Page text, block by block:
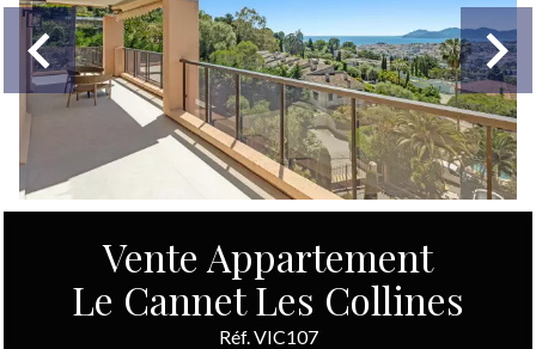
Vente Appartement
Le Cannet Les Collines
Réf. VIC107